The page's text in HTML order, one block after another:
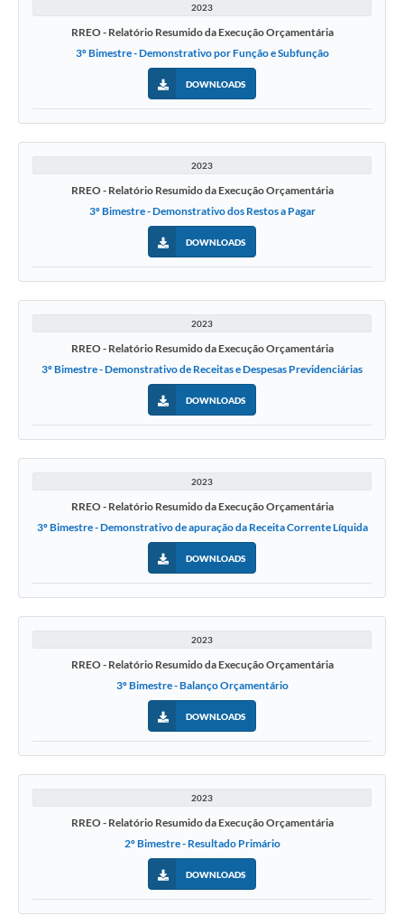
2023
RREO - Relatório Resumido da Execução Orçamentária
3º Bimestre - Demonstrativo por Função e Subfunção
DOWNLOADS
2023
RREO - Relatório Resumido da Execução Orçamentária
3º Bimestre - Demonstrativo dos Restos a Pagar
DOWNLOADS
2023
RREO - Relatório Resumido da Execução Orçamentária
3º Bimestre - Demonstrativo de Receitas e Despesas Previdenciárias
DOWNLOADS
2023
RREO - Relatório Resumido da Execução Orçamentária
3º Bimestre - Demonstrativo de apuração da Receita Corrente Líquida
DOWNLOADS
2023
RREO - Relatório Resumido da Execução Orçamentária
3º Bimestre - Balanço Orçamentário
DOWNLOADS
2023
RREO - Relatório Resumido da Execução Orçamentária
2º Bimestre - Resultado Primário
DOWNLOADS